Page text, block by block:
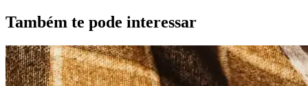
Também te pode interessar